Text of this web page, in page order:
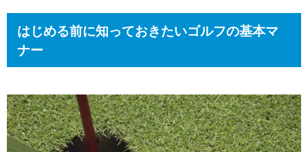
はじめる前に知っておきたいゴルフの基本マ
ナー